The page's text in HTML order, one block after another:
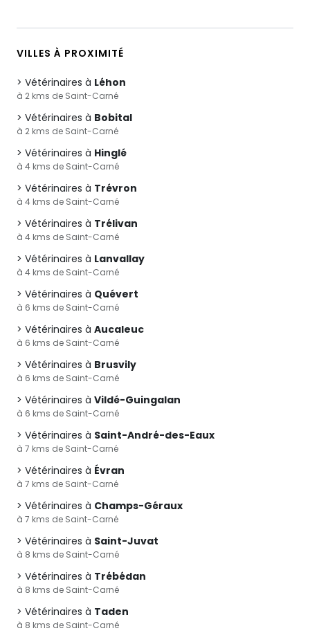
VILLES À PROXIMITÉ
Vétérinaires à Léhon
à 2 kms de Saint-Carné
Vétérinaires à Bobital
à 2 kms de Saint-Carné
Vétérinaires à Hinglé
à 4 kms de Saint-Carné
Vétérinaires à Trévron
à 4 kms de Saint-Carné
Vétérinaires à Trélivan
à 4 kms de Saint-Carné
Vétérinaires à Lanvallay
à 4 kms de Saint-Carné
Vétérinaires à Quévert
à 6 kms de Saint-Carné
Vétérinaires à Aucaleuc
à 6 kms de Saint-Carné
Vétérinaires à Brusvily
à 6 kms de Saint-Carné
Vétérinaires à Vildé-Guingalan
à 6 kms de Saint-Carné
Vétérinaires à Saint-André-des-Eaux
à 7 kms de Saint-Carné
Vétérinaires à Évran
à 7 kms de Saint-Carné
Vétérinaires à Champs-Géraux
à 7 kms de Saint-Carné
Vétérinaires à Saint-Juvat
à 8 kms de Saint-Carné
Vétérinaires à Trébédan
à 8 kms de Saint-Carné
Vétérinaires à Taden
à 8 kms de Saint-Carné